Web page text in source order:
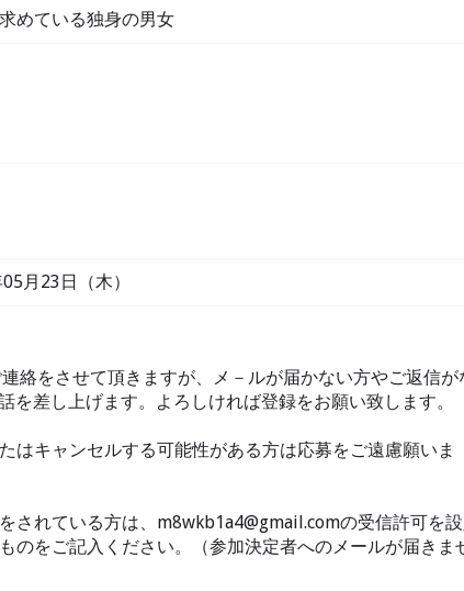
めている独身の男女
月23日（木）
連絡をさせて頂きますが、メ－ルが届かない方やご返信が
を差し上げます。よろしければ登録をお願い致します。
はキャンセルする可能性がある方は応募をご遠慮願いま
されている方は、m8wkb1a4@gmail.comの受信許可を
のをご記入ください。（参加決定者へのメールが届きま